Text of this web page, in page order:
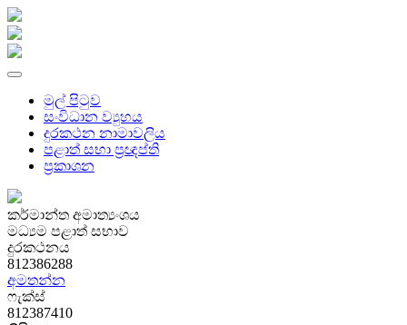
මුල් පිටුව
සංවිධාන ව්‍යුහය
දුරකථන නාමාවලිය
පළාත් සභා ප්‍රඥප්ති
ප්‍රකාශන
කර්මාන්ත අමාත්‍යංශය
මධ්‍යම පළාත් සභාව
දුරකථනය
812386288
අමතන්න
ෆැක්ස්
812387410